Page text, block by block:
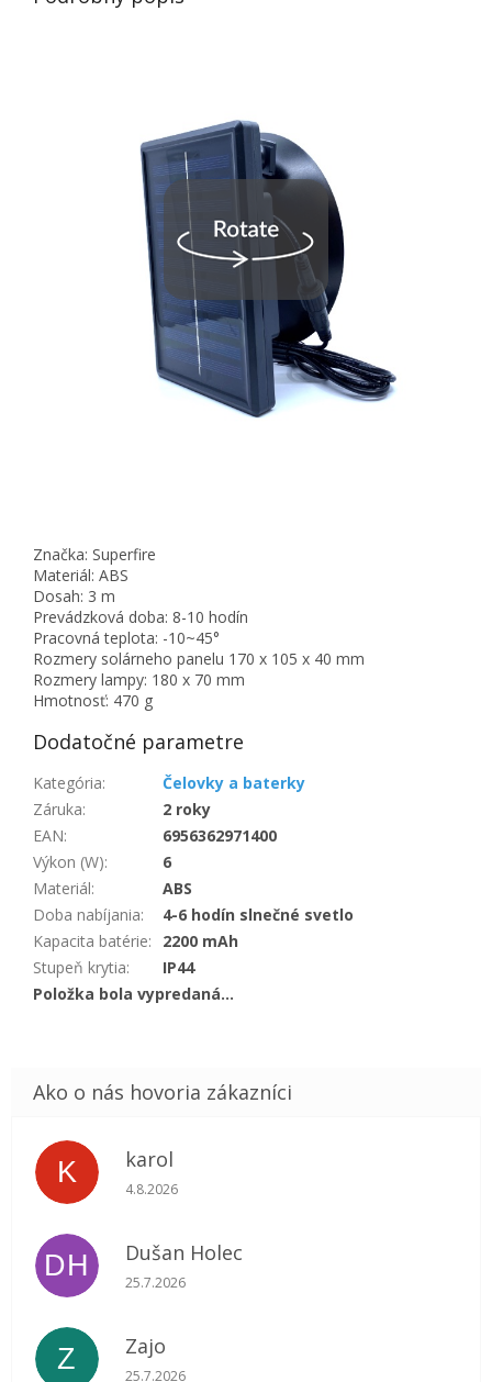
Značka: Superfire
Materiál: ABS
Dosah: 3 m
Prevádzková doba: 8-10 hodín
Pracovná teplota: -10~45°
Rozmery solárneho panelu 170 x 105 x 40 mm
Rozmery lampy: 180 x 70 mm
Hmotnosť: 470 g
Dodatočné parametre
Kategória:
Čelovky a baterky
Záruka:
2 roky
EAN:
6956362971400
Výkon (W):
6
Materiál:
ABS
Doba nabíjania:
4-6 hodín slnečné svetlo
Kapacita batérie:
2200 mAh
Stupeň krytia:
IP44
Položka bola vypredaná…
K karol
Hodnotenie obchodu je 5 z 5 hviezdičiek.
4.8.2026
DH Dušan Holec
Hodnotenie obchodu je 5 z 5 hviezdičiek.
25.7.2026
Z Zajo
Hodnotenie obchodu je 5 z 5 hviezdičiek.
25.7.2026